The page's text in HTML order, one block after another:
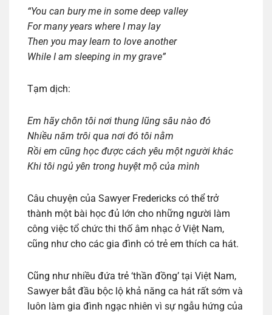
“You can bury me in some deep valley
For many years where I may lay
Then you may learn to love another
While I am sleeping in my grave”
Tạm dịch:
Em hãy chôn tôi nơi thung lũng sâu nào đó
Nhiều năm trôi qua nơi đó tôi nằm
Rồi em cũng học được cách yêu một người khác
Khi tôi ngủ yên trong huyệt mộ của mình
Câu chuyện của Sawyer Fredericks có thể trở
thành một bài học đủ lớn cho những người làm
công việc tổ chức thi thố âm nhạc ở Việt Nam,
cũng như cho các gia đình có trẻ em thích ca hát.
Cũng như nhiều đứa trẻ ‘thần đồng’ tại Việt Nam,
Sawyer bắt đầu bộc lộ khả năng ca hát rất sớm và
luôn làm gia đình ngạc nhiên vì sự ngẫu hứng của